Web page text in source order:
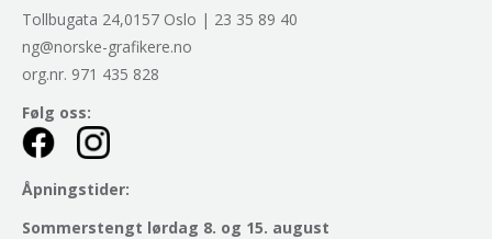
Tollbugata 24,0157 Oslo | 23 35 89 40
ng@norske-grafikere.no
org.nr. 971 435 828
Følg oss:
Åpningstider:
Sommerstengt lørdag 8. og 15. august